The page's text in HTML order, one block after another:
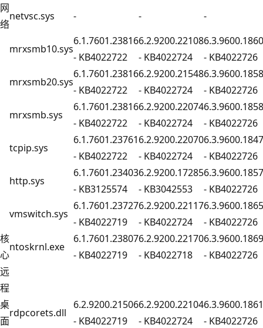
网
络
netvsc.sys - - -
mrxsmb10.sys
6.1.7601.23816
- KB4022722
6.2.9200.22108
- KB4022724
- KB4022726
mrxsmb20.sys
6.1.7601.23816
- KB4022722
6.2.9200.21548
- KB4022724
- KB4022726
mrxsmb.sys
6.1.7601.23816
- KB4022722
6.2.9200.22074
- KB4022724
- KB4022726
tcpip.sys
6.1.7601.23761
- KB4022722
6.2.9200.22070
- KB4022724
- KB4022726
http.sys
6.1.7601.23403
- KB3125574
6.2.9200.17285
- KB3042553
- KB4022726
vmswitch.sys
6.1.7601.23727
- KB4022719
6.2.9200.22117
- KB4022724
- KB4022726
核
心
ntoskrnl.exe
6.1.7601.23807
- KB4022719
6.2.9200.22170
- KB4022718
- KB4022726
远
程
桌
面
rdpcorets.dll
6.2.9200.21506
- KB4022719
6.2.9200.22104
- KB4022724
- KB4022726